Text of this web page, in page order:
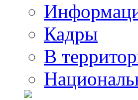
Кадры
В